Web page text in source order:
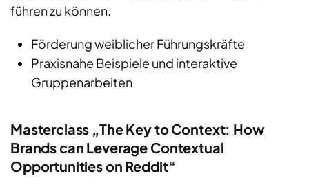
führen zu können.
Förderung weiblicher Führungskräfte
Praxisnahe Beispiele und interaktive
Gruppenarbeiten
Masterclass „The Key to Context: How
Brands can Leverage Contextual
Opportunities on Reddit“